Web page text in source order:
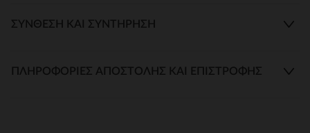
ΣΎΝΘΕΣΗ ΚΑΙ ΣΥΝΤΉΡΗΣΗ
ΠΛΗΡΟΦΟΡΊΕΣ ΑΠΟΣΤΟΛΉΣ ΚΑΙ ΕΠΙΣΤΡΟΦΉΣ